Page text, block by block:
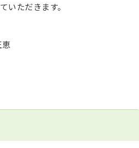
いただきます。